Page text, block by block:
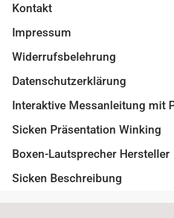
Kontakt
Impressum
Widerrufsbelehrung
Datenschutzerklärung
Interaktive Messanleitung mit
Sicken Präsentation Winking
Boxen-Lautsprecher Hersteller
Sicken Beschreibung